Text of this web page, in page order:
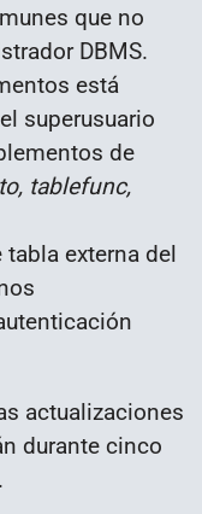
que no
DBMS.
está
superusuario
de
tablefunc,
externa del
actualizaciones
durante cinco